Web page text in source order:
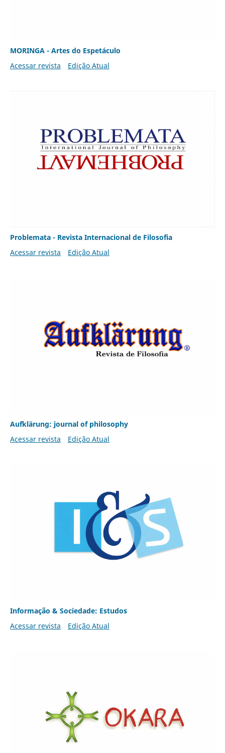
MORINGA - Artes do Espetáculo
Acessar revista
Edição Atual
Problemata - Revista Internacional de Filosofia
Acessar revista
Edição Atual
Aufklärung: journal of philosophy
Acessar revista
Edição Atual
Informação & Sociedade: Estudos
Acessar revista
Edição Atual